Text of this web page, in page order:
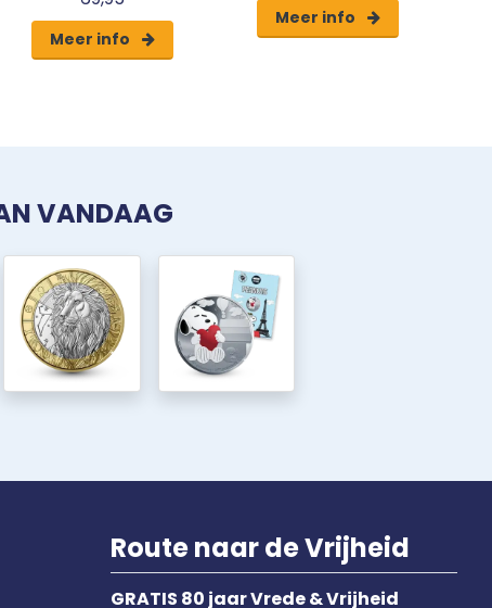
Meer info
Meer info
VANDAAG
Route naar de Vrijheid
GRATIS 80 jaar Vrede & Vrijheid